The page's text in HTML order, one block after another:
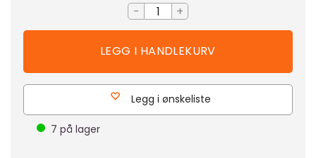
- +
Legg i ønskeliste
7 på lager